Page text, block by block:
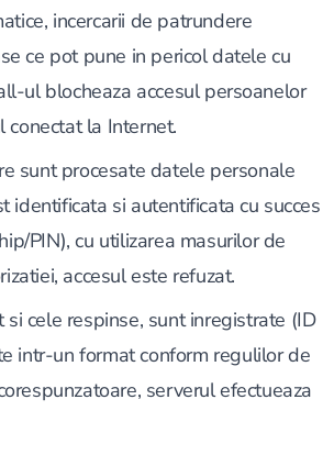
incercarii de patrundere
ce pot pune in pericol datele cu
ul blocheaza accesul persoanelor
conectat la Internet.
sunt procesate datele personale
si autentificata cu succes
PIN), cu utilizarea masurilor de
accesul este refuzat.
si cele respinse, sunt inregistrate (ID
intr-un format conform regulilor de
serverul efectueaza